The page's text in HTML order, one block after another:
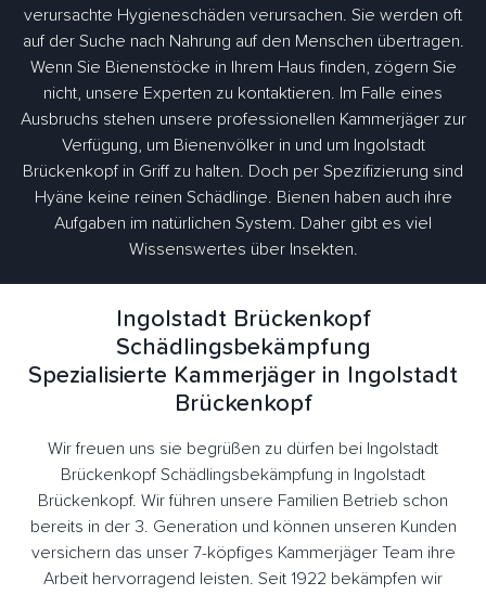
verursachte Hygieneschäden verursachen. Sie werden oft
auf der Suche nach Nahrung auf den Menschen übertragen.
Wenn Sie Bienenstöcke in Ihrem Haus finden, zögern Sie
nicht, unsere Experten zu kontaktieren. Im Falle eines
Ausbruchs stehen unsere professionellen Kammerjäger zur
Verfügung, um Bienenvölker in und um Ingolstadt
Brückenkopf in Griff zu halten. Doch per Spezifizierung sind
Hyäne keine reinen Schädlinge. Bienen haben auch ihre
Aufgaben im natürlichen System. Daher gibt es viel
Wissenswertes über Insekten.
Ingolstadt Brückenkopf
Schädlingsbekämpfung
Spezialisierte Kammerjäger in Ingolstadt
Brückenkopf
Wir freuen uns sie begrüßen zu dürfen bei Ingolstadt
Brückenkopf Schädlingsbekämpfung in Ingolstadt
Brückenkopf. Wir führen unsere Familien Betrieb schon
bereits in der 3. Generation und können unseren Kunden
versichern das unser 7-köpfiges Kammerjäger Team ihre
Arbeit hervorragend leisten. Seit 1922 bekämpfen wir